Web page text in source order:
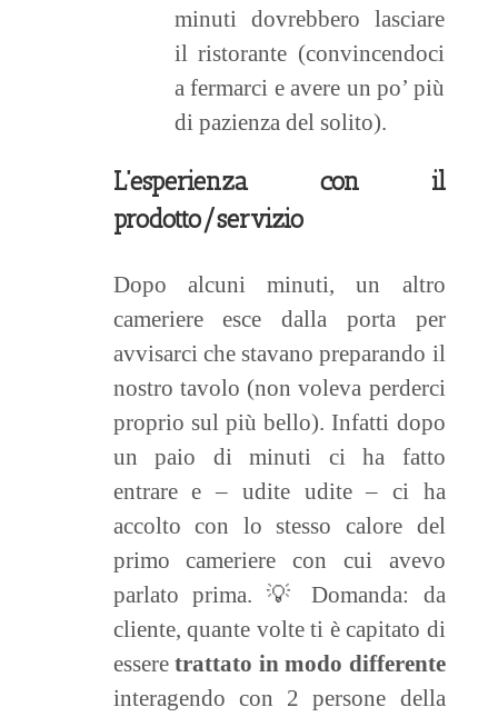
minuti dovrebbero lasciare
il ristorante (convincendoci
a fermarci e avere un po’ più
di pazienza del solito).
L’esperienza con il
prodotto/servizio
Dopo alcuni minuti, un altro
cameriere esce dalla porta per
avvisarci che stavano preparando il
nostro tavolo (non voleva perderci
proprio sul più bello). Infatti dopo
un paio di minuti ci ha fatto
entrare e – udite udite – ci ha
accolto con lo stesso calore del
primo cameriere con cui avevo
parlato prima. 💡 Domanda: da
cliente, quante volte ti è capitato di
esseretrattato in modo differente
interagendo con 2 persone della